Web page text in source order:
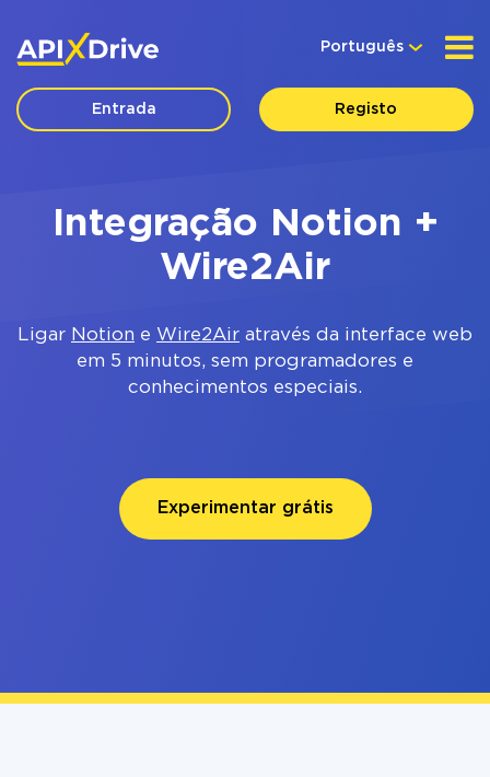
Português
Entrada Registo
Integração Notion +
Wire2Air
Ligar Notion e Wire2Air através da interface web
em 5 minutos, sem programadores e
conhecimentos especiais.
Experimentar grátis